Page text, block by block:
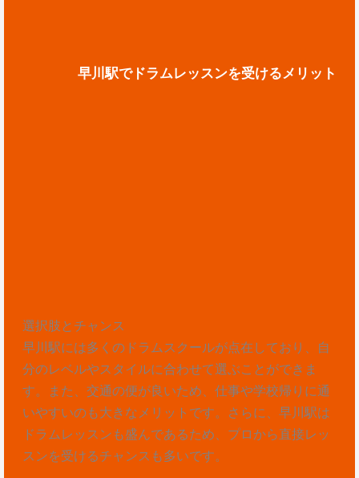
早川駅でドラムレッスンを受けるメリット
選択肢とチャンス
早川駅には多くのドラムスクールが点在しており、自
分のレベルやスタイルに合わせて選ぶことができま
す。また、交通の便が良いため、仕事や学校帰りに通
いやすいのも大きなメリットです。さらに、早川駅は
ドラムレッスンも盛んであるため、プロから直接レッ
スンを受けるチャンスも多いです。